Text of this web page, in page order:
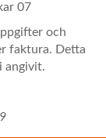
07
och
faktura. Detta
angivit.